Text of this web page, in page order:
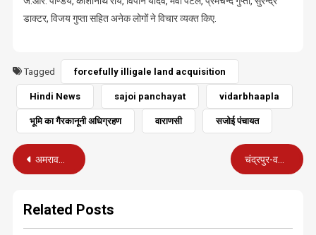
डाक्टर, विजय गुप्ता सहित अनेक लोगों ने विचार व्यक्त किए.
Tagged forcefully illigale land acquisition
Hindi News sajoi panchayat vidarbhaapla
भूमि का गैरकानूनी अधिग्रहण वाराणसी सजोई पंचायत
Post
अमरावती और चंद्रपुर-वर्धा-गढ़चिरोली समेत 6 वि.प. सीटों के लिए मतदान जारी
Related Posts